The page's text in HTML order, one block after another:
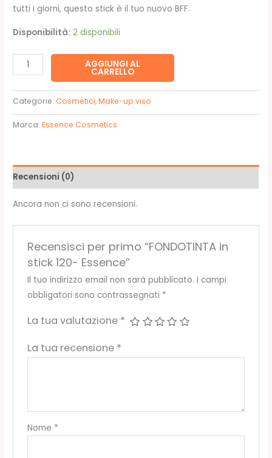
tutti i giorni, questo stick è il tuo nuovo BFF.
Disponibilità: 2 disponibili
FONDOTINTA
in
stick
120-
Essence
AGGIUNGI AL
CARRELLO
Categorie:Cosmetici,Make-up viso
Marca:Essence Cosmetics
Recensioni (0)
Ancora non ci sono recensioni.
Recensisci per primo “FONDOTINTA in
stick 120- Essence”
Il tuo indirizzo email non sarà pubblicato. I campi
obbligatori sono contrassegnati *
La tua valutazione *
La tua recensione *
Nome *